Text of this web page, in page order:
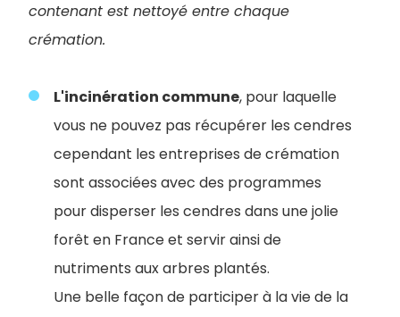
contenant est nettoyé entre chaque
crémation.
L'incinération commune, pour laquelle
vous ne pouvez pas récupérer les cendres
cependant les entreprises de crémation
sont associées avec des programmes
pour disperser les cendres dans une jolie
forêt en France et servir ainsi de
nutriments aux arbres plantés.
Une belle façon de participer à la vie de la